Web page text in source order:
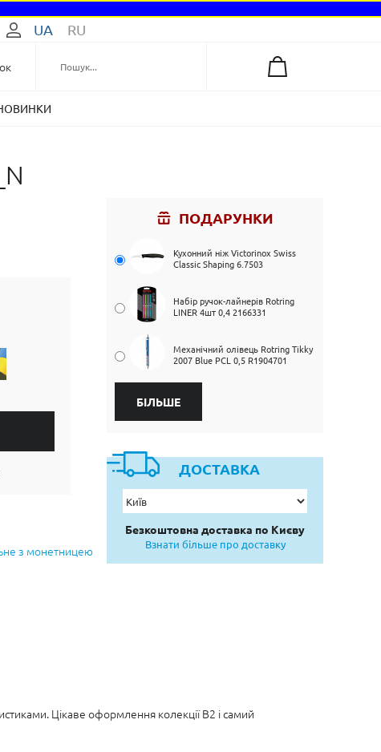
UA RU
з монетницею
ПОДАРУНКИ
Кухонний ніж Victorinox Swiss
Classic Shaping 6.7503
Набір ручок-лайнерів Rotring
LINER 4шт 0,4 2166331
Механічний олівець Rotring Tikky
2007 Blue PCL 0,5 R1904701
БІЛЬШЕ
ДОСТАВКА
Безкоштовна доставка по Києву
Взнати більше про доставку
Цікаве оформлення колекції B2 і самий